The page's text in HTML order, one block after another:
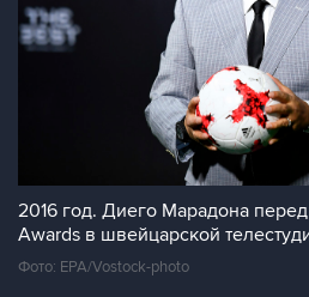
2016 год. Диего Марадона
Awards в швейцарской
Фото: EPA/Vostock-photo